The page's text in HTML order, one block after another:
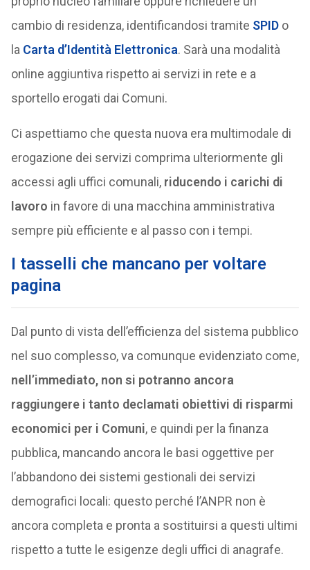
cambio di residenza, identificandosi tramite SPID o
la Carta d’Identità Elettronica. Sarà una modalità
online aggiuntiva rispetto ai servizi in rete e a
sportello erogati dai Comuni.
Ci aspettiamo che questa nuova era multimodale di
erogazione dei servizi comprima ulteriormente gli
accessi agli uffici comunali, riducendo i carichi di
lavoro in favore di una macchina amministrativa
sempre più efficiente e al passo con i tempi.
I tasselli che mancano per voltare
pagina
Dal punto di vista dell’efficienza del sistema pubblico
nel suo complesso, va comunque evidenziato come,
nell’immediato, non si potranno ancora
raggiungere i tanto declamati obiettivi di risparmi
economici per i Comuni, e quindi per la finanza
pubblica, mancando ancora le basi oggettive per
l’abbandono dei sistemi gestionali dei servizi
demografici locali: questo perché l’ANPR non è
ancora completa e pronta a sostituirsi a questi ultimi
rispetto a tutte le esigenze degli uffici di anagrafe.